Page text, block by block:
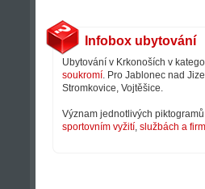
Infobox ubytování
Ubytování v Krkonoších v
soukromí. Pro Jablonec nad
Stromkovice, Vojtěšice.
Význam jednotlivých
sportovním vyžití, službách a